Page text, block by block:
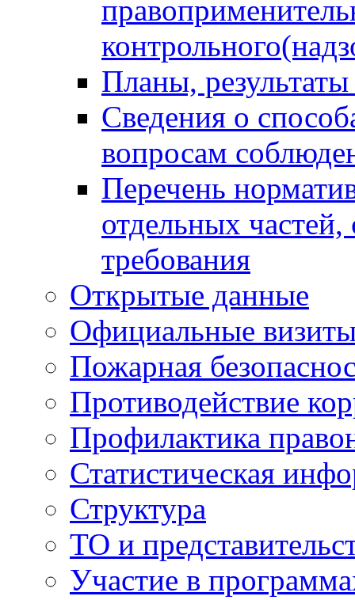
Планы,
Сведения о
вопросам
Перечень
отдельных
требования
Открытые данные
Официальные
Пожарная
Противодействие
Профилактика
Статистическая
Структура
ТО и
Участие в